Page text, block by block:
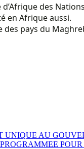
des
en Afrique aussi.
pays du
UNIQUE AU